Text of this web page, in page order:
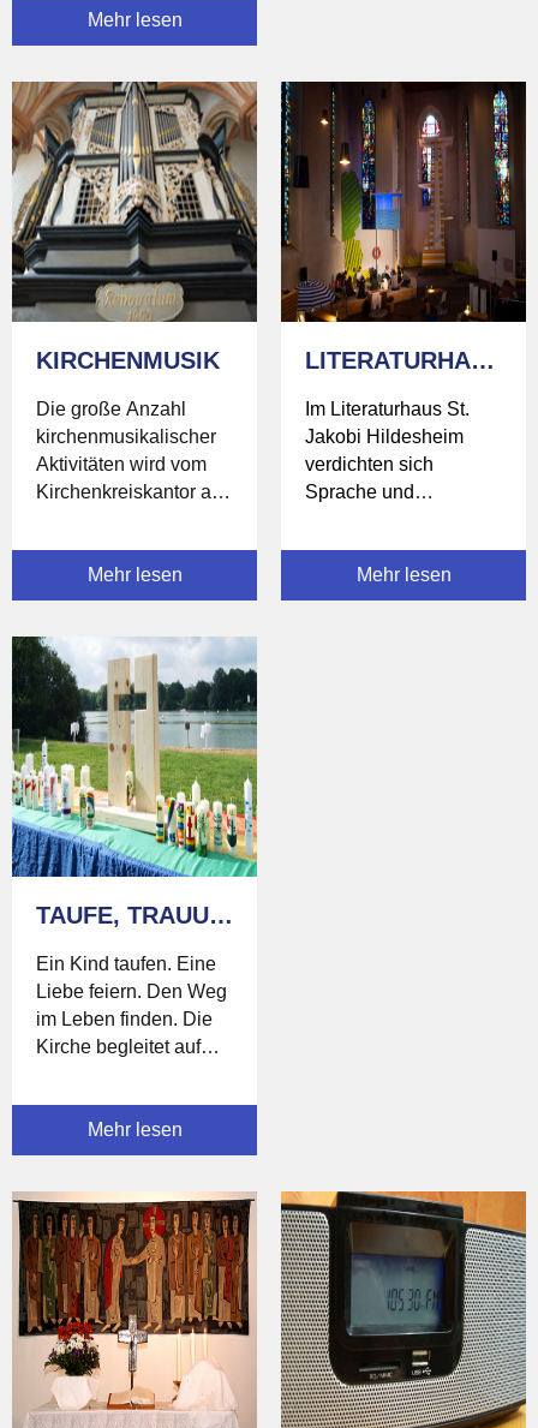
Mehr lesen
KIRCHENMUSIK
Die große Anzahl
kirchenmusikalischer
Aktivitäten wird vom
Kirchenkreiskantor an
koordiniert.
Mehr lesen
LITERATURHAUS
Im Literaturhaus St.
Jakobi Hildesheim
verdichten sich
Sprache und
und Gegenwart.
Mehr lesen
TAUFE, TRAUUNG UND MEHR
Ein Kind taufen. Eine
Liebe feiern. Den Weg
im Leben finden. Die
Kirche begleitet auf
Leben.
Mehr lesen